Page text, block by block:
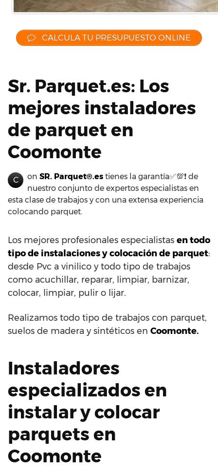
CALCULA TU PRESUPUESTO ONLINE
Sr. Parquet.es: Los
mejores instaladores
de parquet en
Coomonte
C on SR. Parquet®.es tienes la garantía✅💯❗ de
nuestro conjunto de expertos especialistas en
esta clase de trabajos y con una extensa experiencia
colocando parquet.
Los mejores profesionales especialistas en todo
tipo de instalaciones y colocación de parquet:
desde Pvc a vinilico y todo tipo de trabajos
como acuchillar, reparar, limpiar, barnizar,
colocar, limpiar, pulir o lijar.
Realizamos todo tipo de trabajos con parquet,
suelos de madera y sintéticos en Coomonte.
Instaladores
especializados en
instalar y colocar
parquets en
Coomonte